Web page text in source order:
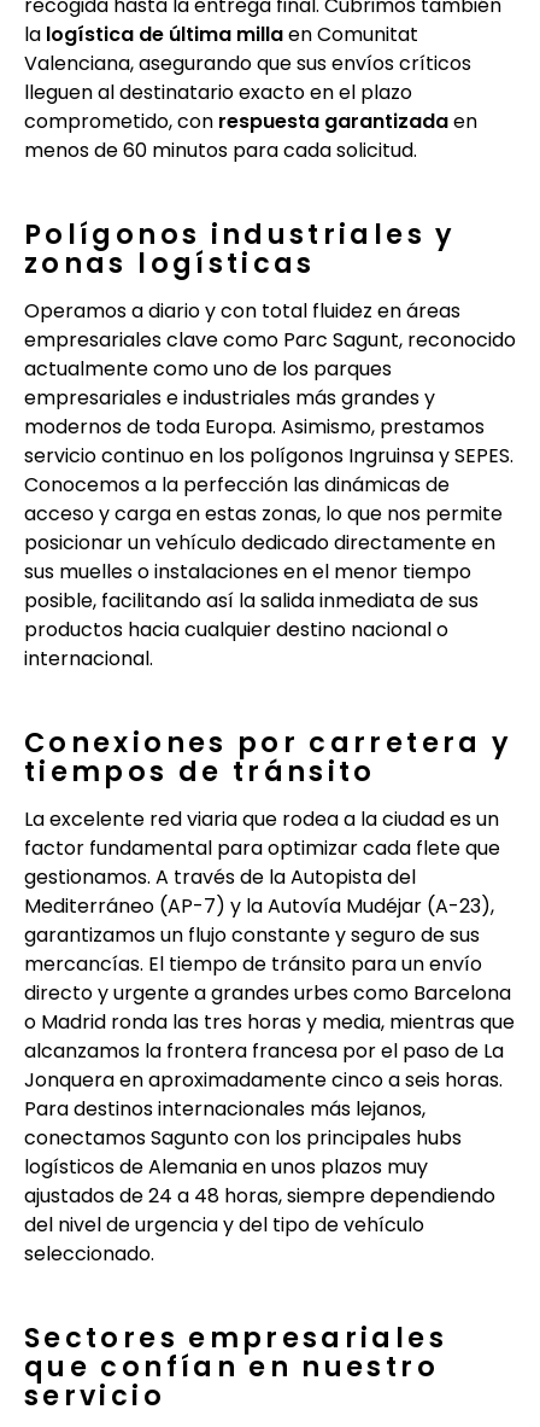
recogida hasta la entrega final. Cubrimos también
la logística de última millaen Comunitat
Valenciana, asegurando que sus envíos críticos
lleguen al destinatario exacto en el plazo
comprometido, con respuesta garantizadaen
menos de 60 minutos para cada solicitud.
Polígonos industriales y
zonas logísticas
Operamos a diario y con total fluidez en áreas
empresariales clave como Parc Sagunt, reconocido
actualmente como uno de los parques
empresariales e industriales más grandes y
modernos de toda Europa. Asimismo, prestamos
servicio continuo en los polígonos Ingruinsa y SEPES.
Conocemos a la perfección las dinámicas de
acceso y carga en estas zonas, lo que nos permite
posicionar un vehículo dedicado directamente en
sus muelles o instalaciones en el menor tiempo
posible, facilitando así la salida inmediata de sus
productos hacia cualquier destino nacional o
internacional.
Conexiones por carretera y
tiempos de tránsito
La excelente red viaria que rodea a la ciudad es un
factor fundamental para optimizar cada flete que
gestionamos. A través de la Autopista del
Mediterráneo (AP-7) y la Autovía Mudéjar (A-23),
garantizamos un flujo constante y seguro de sus
mercancías. El tiempo de tránsito para un envío
directo y urgente a grandes urbes como Barcelona
o Madrid ronda las tres horas y media, mientras que
alcanzamos la frontera francesa por el paso de La
Jonquera en aproximadamente cinco a seis horas.
Para destinos internacionales más lejanos,
conectamos Sagunto con los principales hubs
logísticos de Alemania en unos plazos muy
ajustados de 24 a 48 horas, siempre dependiendo
del nivel de urgencia y del tipo de vehículo
seleccionado.
Sectores empresariales
que confían en nuestro
servicio